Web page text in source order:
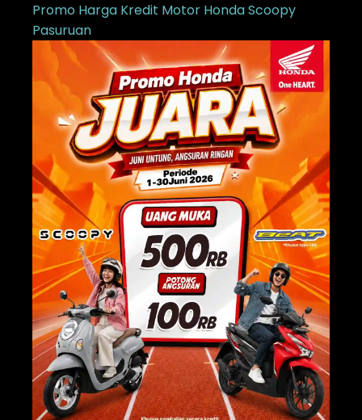
Promo Harga Kredit Motor Honda Scoopy
Pasuruan